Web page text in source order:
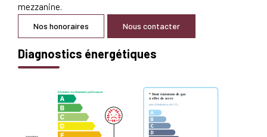
mezzanine.
Nos honoraires Nous contacter
Diagnostics énergétiques